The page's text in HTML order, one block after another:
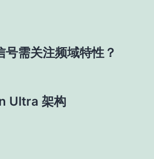
号需关注频域特性？
Ultra 架构